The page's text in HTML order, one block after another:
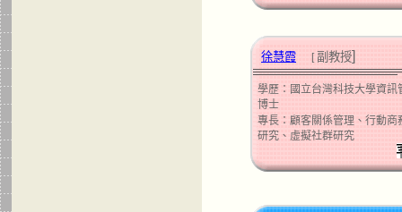
徐慧霞 [ 副教授]
學歷： 國立台灣科技大學資訊
博士
專長： 顧客關係管理、行動商
研究、虛擬社群研究